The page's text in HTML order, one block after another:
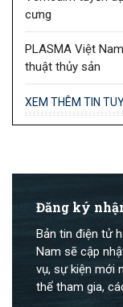
cưng
PLASMA Việt
thuật thủy sản
XEM THÊM TIN
Đăng ký
Bản tin điện tử
Nam sẽ cập
vụ, sự kiện mới
thể tham gia,